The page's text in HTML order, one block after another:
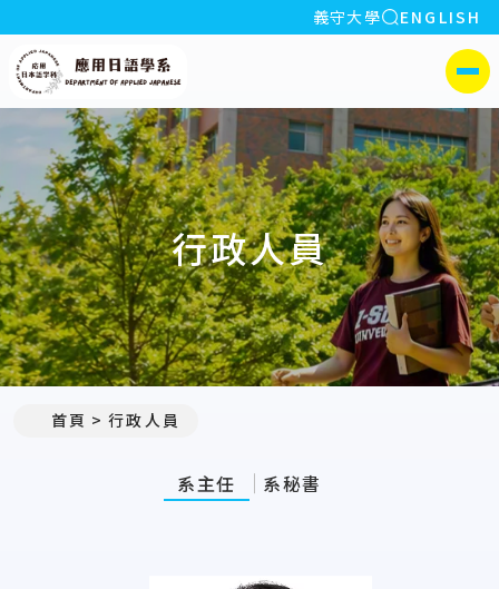
:::
義守大學 全站搜索
ENGLISH
側選單
行政人員
首頁 行政人員
系主任 系秘書